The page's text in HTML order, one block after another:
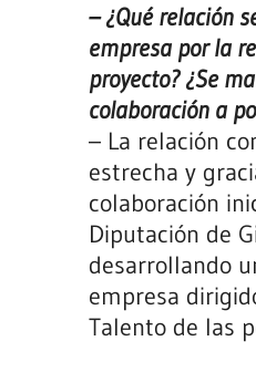
– ¿Qué relación
empresa por la
proyecto? ¿Se
colaboración a
– La relación
estrecha y
colaboración
Diputación de
desarrollando
empresa
Talento de las